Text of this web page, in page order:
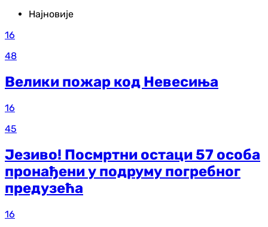
Најновије
16
48
Велики пожар код Невесиња
16
45
Језиво! Посмртни остаци 57 особа
пронађени у подруму погребног
предузећа
16